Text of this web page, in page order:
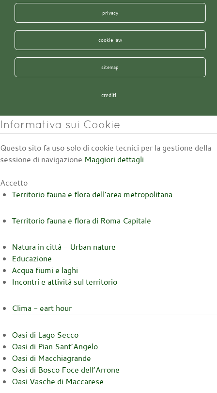
privacy
cookie law
sitemap
crediti
Informativa sui Cookie
Questo sito fa uso solo di cookie tecnici per la gestione della
sessione di navigazione Maggiori dettagli
Accetto
Territorio fauna e flora dell’area metropolitana
Territorio fauna e flora di Roma Capitale
Natura in città - Urban nature
Educazione
Acqua fiumi e laghi
Incontri e attività sul territorio
Clima - eart hour
Oasi di Lago Secco
Oasi di Pian Sant’Angelo
Oasi di Macchiagrande
Oasi di Bosco Foce dell’Arrone
Oasi Vasche di Maccarese